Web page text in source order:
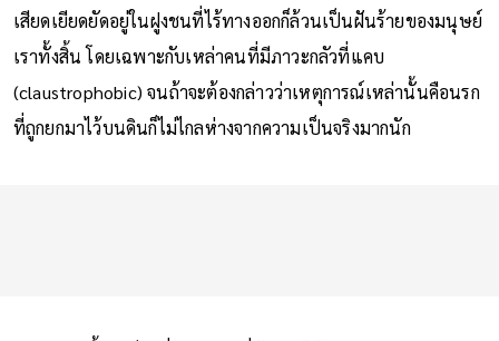
ซากปรักหักพัง ติดอยู่ในซอกกำแพง หรือแม้แต่กับการถูกเบียด
เสียดเยียดยัดอยู่ในฝูงชนที่ไร้ทางออกก็ล้วนเป็นฝันร้ายของมนุษย์
เราทั้งสิ้น โดยเฉพาะกับเหล่าคนที่มีภาวะกลัวที่แคบ
(claustrophobic) จนถ้าจะต้องกล่าวว่าเหตุการณ์เหล่านั้นคือนรก